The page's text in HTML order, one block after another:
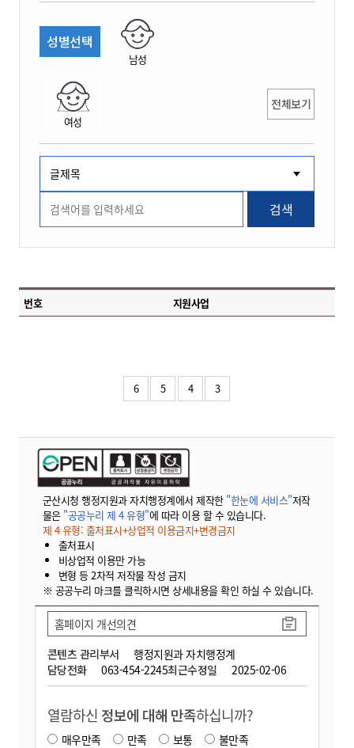
성별선택
남성
여성
전체보기
검색
번호 지원사업
6 5 4 3
군산시청 행정지원과 자치행정계에서 제작한 "한눈에 서비스"저작
물은 "공공누리 제 4 유형"에 따라 이용 할 수 있습니다.
제 4 유형: 출처표시+상업적 이용금지+변경금지
출처표시
비상업적 이용만 가능
변형 등 2차적 저작물 작성 금지
※ 공공누리 마크를 클릭하시면 상세내용을 확인 하실 수 있습니다.
콘텐츠 관리부서
행정지원과 자치행정계
담당전화
063-454-2245최근수정일 2025-02-06
홈페이지 개선의견
열람하신 정보에 대해 만족하십니까?
매우만족 만족 보통
불만족